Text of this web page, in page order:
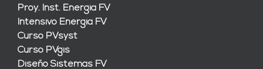
Proy. Inst. Energía FV
Intensivo Energía FV
Curso PVsyst
Curso PVgis
Diseño Sistemas FV